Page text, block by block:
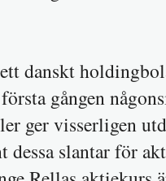
danskt
gången
ger visserligen
dessa slantar för